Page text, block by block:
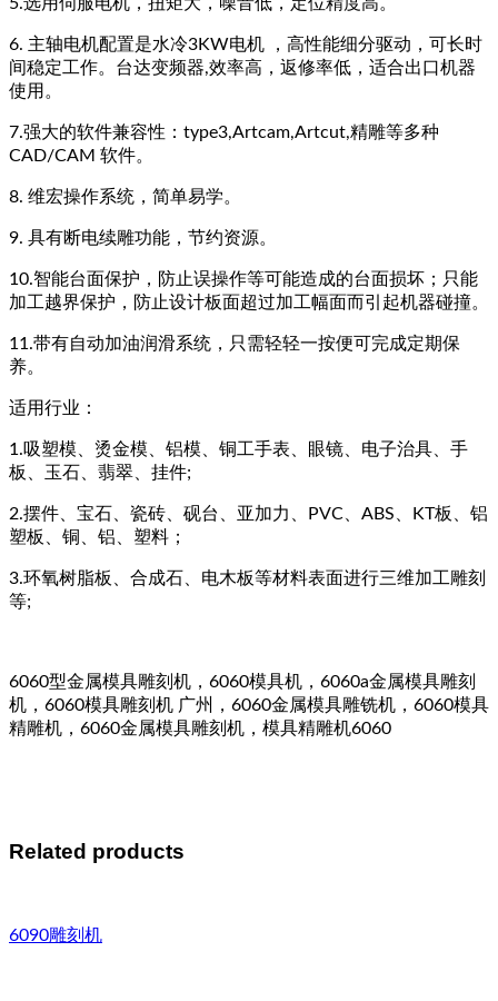
5.选用伺服电机，扭矩大，噪音低，定位精度高。
6. 主轴电机配置是水冷3KW电机 ，高性能细分驱动，可长时
间稳定工作。台达变频器,效率高，返修率低，适合出口机器
使用。
7.强大的软件兼容性：type3,Artcam,Artcut,精雕等多种
CAD/CAM 软件。
8. 维宏操作系统，简单易学。
9. 具有断电续雕功能，节约资源。
10.智能台面保护，防止误操作等可能造成的台面损坏；只能
加工越界保护，防止设计板面超过加工幅面而引起机器碰撞。
11.带有自动加油润滑系统，只需轻轻一按便可完成定期保
养。
适用行业：
1.吸塑模、烫金模、铝模、铜工手表、眼镜、电子治具、手
板、玉石、翡翠、挂件;
2.摆件、宝石、瓷砖、砚台、亚加力、PVC、ABS、KT板、铝
塑板、铜、铝、塑料；
3.环氧树脂板、合成石、电木板等材料表面进行三维加工雕刻
等;
6060型金属模具雕刻机，6060模具机，6060a金属模具雕刻
机，6060模具雕刻机 广州，6060金属模具雕铣机，6060模具
精雕机，6060金属模具雕刻机，模具精雕机6060
Related products
6090雕刻机